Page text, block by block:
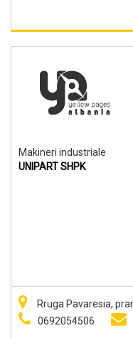
Makineri industriale
UNIPART SHPK
Rruga Pavaresia,
0692054506